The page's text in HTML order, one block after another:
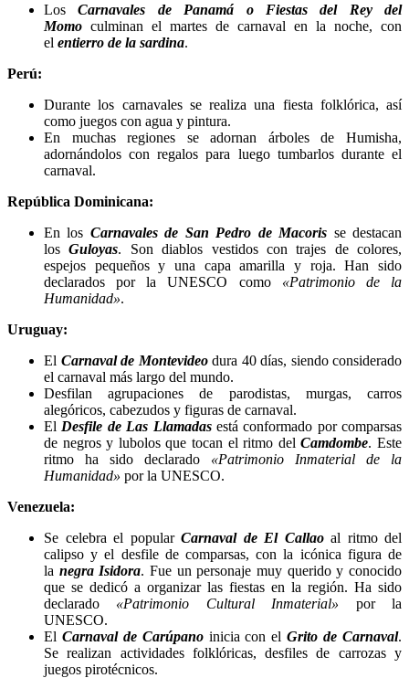
LosCarnavales de Panamá o Fiestas del Rey del
Momo culminan el martes de carnaval en la noche, con
el entierro de la sardina.
Perú:
Durante los carnavales se realiza una fiesta folklórica, así
como juegos con agua y pintura.
En muchas regiones se adornan árboles de Humisha,
adornándolos con regalos para luego tumbarlos durante el
carnaval.
República Dominicana:
En los Carnavales de San Pedro de Macoris se destacan
losGuloyas. Son diablos vestidos con trajes de colores,
espejos pequeños y una capa amarilla y roja. Han sido
declarados por la UNESCO como «Patrimonio de la
Humanidad».
Uruguay:
El Carnaval de Montevideo dura 40 días, siendo considerado
el carnaval más largo del mundo.
Desfilan agrupaciones de parodistas, murgas, carros
alegóricos, cabezudos y figuras de carnaval.
El Desfile de Las Llamadasestá conformado por comparsas
de negros y lubolos que tocan el ritmo delCamdombe. Este
ritmo ha sido declarado «Patrimonio Inmaterial de la
Humanidad» por la UNESCO.
Venezuela:
Se celebra el popular Carnaval de El Callaoal ritmo del
calipso y el desfile de comparsas, con la icónica figura de
la negra Isidora. Fue un personaje muy querido y conocido
que se dedicó a organizar las fiestas en la región. Ha sido
declarado «Patrimonio Cultural Inmaterial» por la
UNESCO.
El Carnaval de Carúpanoinicia con elGrito de Carnaval.
Se realizan actividades folklóricas, desfiles de carrozas y
juegos pirotécnicos.